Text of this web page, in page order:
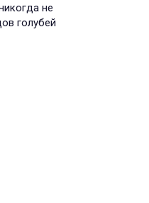
не
голубей